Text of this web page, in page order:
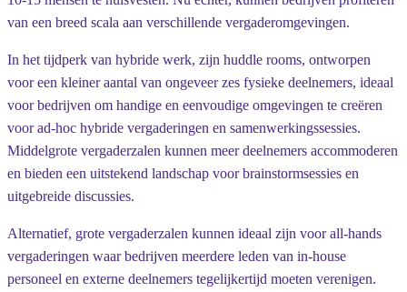
van een breed scala aan verschillende vergaderomgevingen.
In het tijdperk van hybride werk, zijn huddle rooms, ontworpen
voor een kleiner aantal van ongeveer zes fysieke deelnemers, ideaal
voor bedrijven om handige en eenvoudige omgevingen te creëren
voor ad-hoc hybride vergaderingen en samenwerkingssessies.
Middelgrote vergaderzalen kunnen meer deelnemers accommoderen
en bieden een uitstekend landschap voor brainstormsessies en
uitgebreide discussies.
Alternatief, grote vergaderzalen kunnen ideaal zijn voor all-hands
vergaderingen waar bedrijven meerdere leden van in-house
personeel en externe deelnemers tegelijkertijd moeten verenigen.